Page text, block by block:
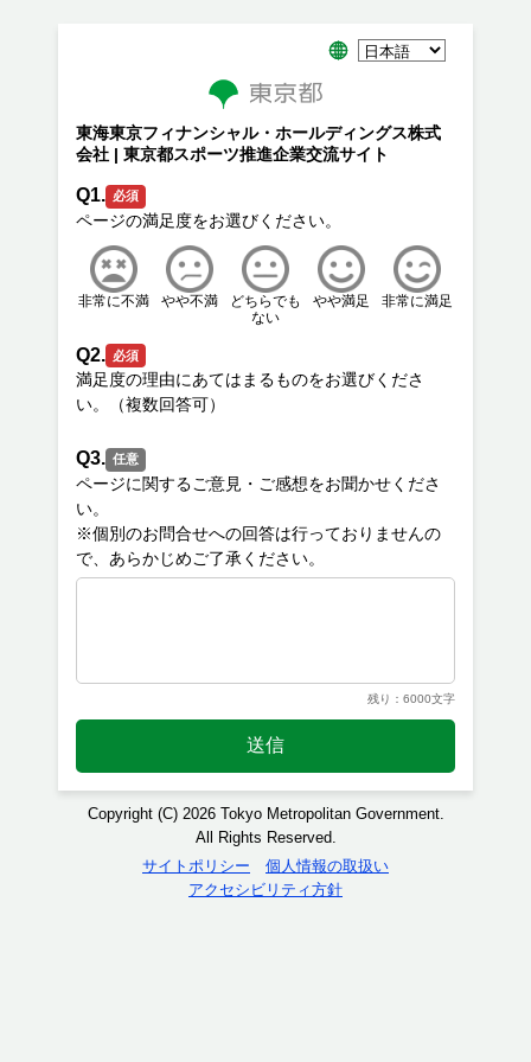
東海東京フィナンシャル・ホールディングス株式
会社 | 東京都スポーツ推進企業交流サイト
Q1. 必須
非常に不満 やや不満
どちらでも
ない
やや満足 非常に満足
Q2. 必須
満足度の理由にあてはまるものをお選びくださ
Q3. 任意
ページに関するご意見・ご感想をお聞かせくださ
い。
※個別のお問合せへの回答は行っておりませんの
残り：6000文字
送信
Copyright (C) 2026 Tokyo Metropolitan Government.
All Rights Reserved.
サイトポリシー
個人情報の取扱い
アクセシビリティ方針